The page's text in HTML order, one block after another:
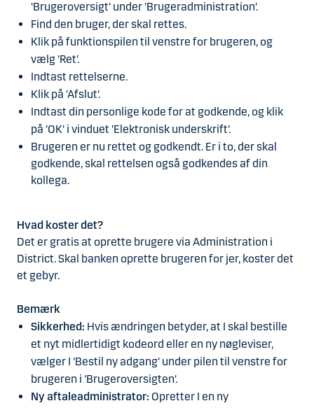
'Brugeroversigt' under 'Brugeradministration'.
Find den bruger, der skal rettes.
Klik på funktionspilen til venstre for brugeren, og
vælg 'Ret'.
Indtast rettelserne.
Klik på 'Afslut'.
Indtast din personlige kode for at godkende, og klik
på 'OK' i vinduet 'Elektronisk underskrift'.
Brugeren er nu rettet og godkendt. Er i to, der skal
godkende, skal rettelsen også godkendes af din
kollega.
Hvad koster det?
Det er gratis at oprette brugere via Administration i
District. Skal banken oprette brugeren for jer, koster det
et gebyr.
Bemærk
Sikkerhed: Hvis ændringen betyder, at I skal bestille
et nyt midlertidigt kodeord eller en ny nøgleviser,
vælger I 'Bestil ny adgang' under pilen til venstre for
brugeren i 'Brugeroversigten'.
Ny aftaleadministrator: Opretter I en ny